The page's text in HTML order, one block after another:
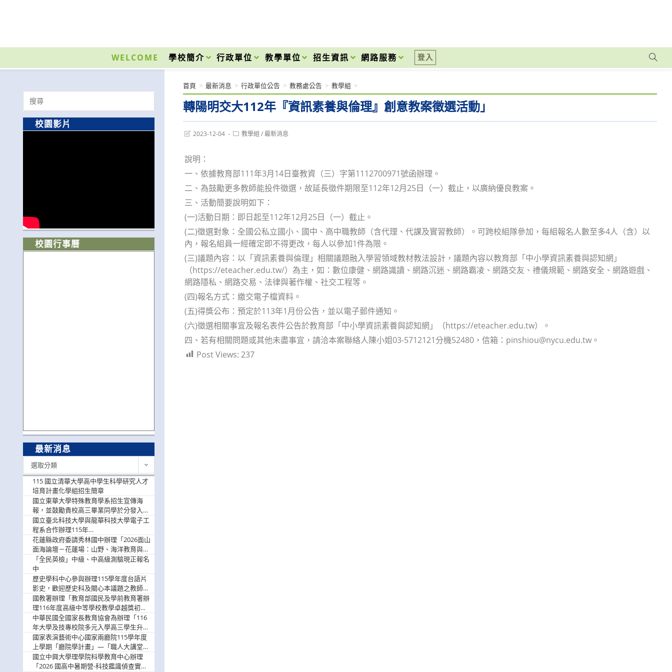
內
WELCOME 學校簡介 行政單位 教學單位 招生資訊 網路服務 登入
轉陽明交大112年『資訊素養與倫理』創意教案徵選活動」
首頁 > 最新消息 > 行政單位公告 > 教務處公告 > 教學組 >
Post2023-12-04
Post教學組 / 最新消息
說明：
一、依據教育部111年3月14日臺教資（三）字第1112700971號函辦理。
二、為鼓勵更多教師能投件徵選，故延長徵件期限至112年12月25日（一）截止，以廣納優良教案。
三、活動簡要說明如下：
(一)活動日期：即日起至112年12月25日（一）截止。
(二)徵選對象：全國公私立國小、國中、高中職教師（含代理、代課及實習教師）。可跨校組隊參加，每組報名人數至多4人（含）以
內，報名組員一經確定即不得更改，每人以參加1件為限。
(三)議題內容：以「資訊素養與倫理」相關議題融入學習領域教材教法設計，議題內容以教育部「中小學資訊素養與認知網」
（https://eteacher.edu.tw/）為主，如：數位康健、網路識讀、網路沉迷、網路霸凌、網路交友、禮儀規範、網路安全、網路遊戲、
網路隱私、網路交易、法律與著作權、社交工程等。
(四)報名方式：繳交電子檔資料。
(五)得獎公布：預定於113年1月份公告，並以電子郵件通知。
(六)徵選相關事宜及報名表件公告於教育部「中小學資訊素養與認知網」（https://eteacher.edu.tw）。
四、若有相關問題或其他未盡事宜，請洽本案聯絡人陳小姐03-5712121分機52480，信箱：pinshiou@nycu.edu.tw。
Post Views: 237
Search
for:
校園影片
校園行事曆
最新消息
選取分類
115 國立清華大學高中學生科學研究人才
培育計畫化學組招生簡章
國立東華大學特殊教育學系招生宣傳海
報，並鼓勵貴校高三畢業同學於分發入學
階段踴躍選填。
國立臺北科技大學與龍華科技大學電子工
程系合作辦理115年
「115.08.10~08.12「AI賦能應用於智慧半
導體研習營」，歡迎學生踴躍報名參加
花蓮縣政府委請秀林國中辦理「2026面山
面海論壇－花蓮場：山野、海洋教育與戶
外安全實務課程」，歡迎踴躍報名參加
「全民英檢」中級、中高級測驗現正報名
中
歷史學科中心參與辦理115學年度台語片
影史，歡迎歷史科及關心本議題之教師踴
躍報名參加
國教署辦理「教育部國民及學前教育署辦
理116年度高級中等學校教學卓越獎初選
實施計畫」，鼓勵教師踴躍報名
中華民國全國家長教育協會為辦理「116
年大學及技專校院多元入學高三學生升學
輔導家長說明會」
國家表演藝術中心國家兩廳院115學年度
上學期「廳院學計畫」—「職人大講堂」
及「一日體驗課程」，鼓勵踴躍報名參
與。
國立中興大學理學院科學教育中心辦理
「2026 國高中暑期營-科技鑑識偵查實戰